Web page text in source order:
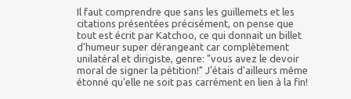
Il faut comprendre que sans les guillemets et les
citations présentées précisément, on pense que
tout est écrit par Katchoo, ce qui donnait un billet
d'humeur super dérangeant car complètement
unilatéral et dirigiste, genre: "vous avez le devoir
moral de signer la pétition!" J'étais d'ailleurs même
étonné qu'elle ne soit pas carrément en lien à la fin!